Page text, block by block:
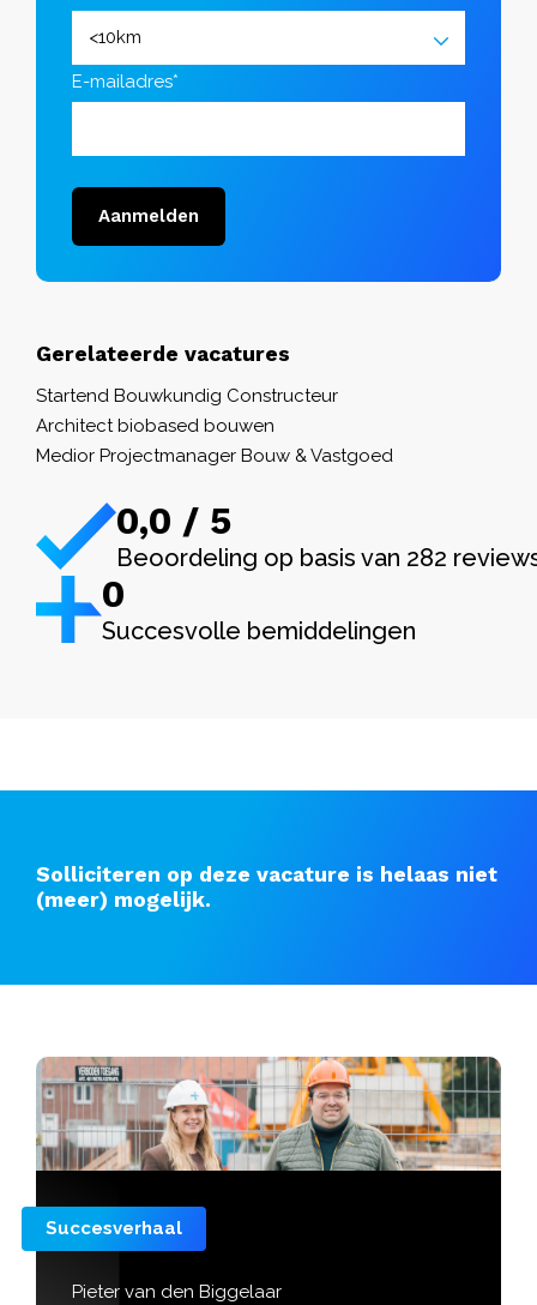
E-mailadres*
Aanmelden
Gerelateerde vacatures
Startend Bouwkundig Constructeur
Architect biobased bouwen
Medior Projectmanager Bouw & Vastgoed
0,0 / 5
Beoordeling op basis van 282
0
Succesvolle bemiddelingen
Solliciteren op deze vacature is helaas niet
(meer) mogelijk.
Succesverhaal
Pieter van den Biggelaar